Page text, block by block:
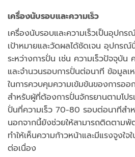
เครื่องนับรอบและความเร็ว
เครื่องนับรอบและความเร็วเป็นอุปก
เป้าหมายและวัดผลได้ชัดเจน อุปกร
ระหว่างการปั่น เช่น ความเร็วปัจจุบัน
และจำนวนรอบการปั่นต่อนาที ข้อมูลเ
ในการควบคุมความเข้มข้นของการออ
สำหรับผู้ที่ต้องการปั่นจักรยานตามโป
ปั่นที่ความเร็ว 70-80 รอบต่อนาทีสำ
นอกจากนี้ยังช่วยให้สามารถติดตาม
ทำให้เห็นความก้าวหน้าและมีแรงจูงใ
ต่อเนื่อง